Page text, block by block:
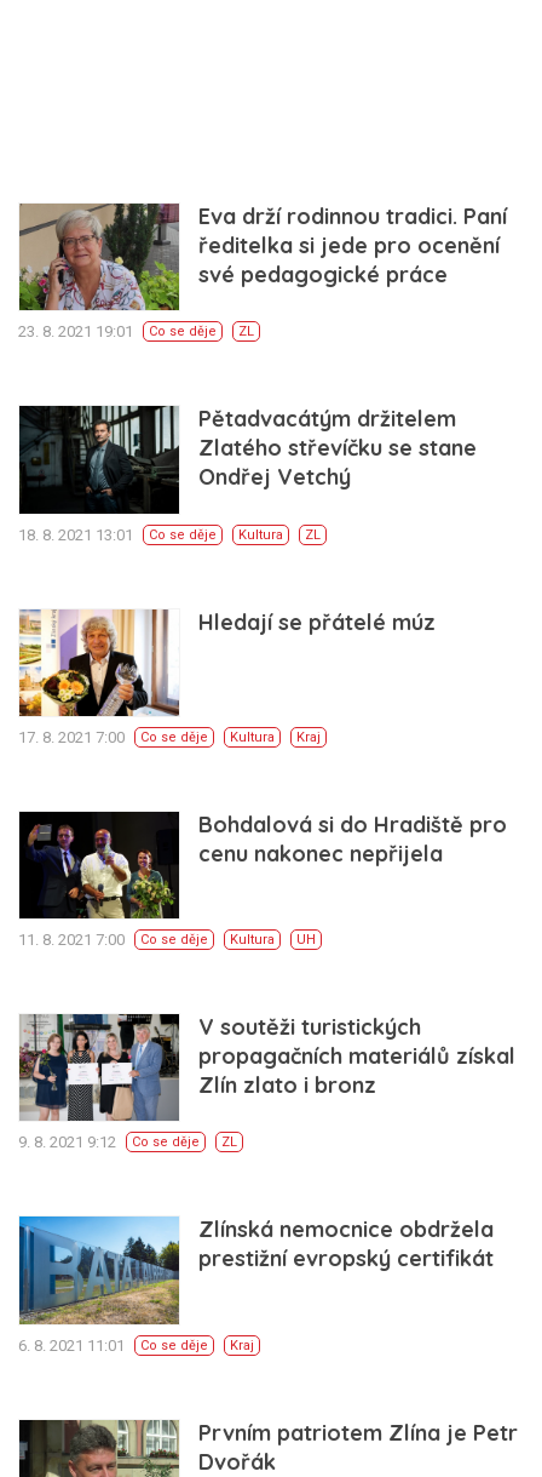
Eva drží rodinnou tradici. Paní
ředitelka si jede pro ocenění
své pedagogické práce
23. 8. 2021 19:01 Co se děje ZL
Pětadvacátým držitelem
Zlatého střevíčku se stane
Ondřej Vetchý
18. 8. 2021 13:01 Co se děje Kultura ZL
Hledají se přátelé múz
17. 8. 2021 7:00 Co se děje Kultura Kraj
Bohdalová si do Hradiště pro
cenu nakonec nepřijela
11. 8. 2021 7:00 Co se děje Kultura UH
V soutěži turistických
propagačních materiálů získal
Zlín zlato i bronz
9. 8. 2021 9:12 Co se děje ZL
Zlínská nemocnice obdržela
prestižní evropský certifikát
6. 8. 2021 11:01 Co se děje Kraj
Prvním patriotem Zlína je Petr
Dvořák